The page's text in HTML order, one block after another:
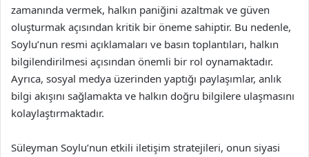
zamanında vermek, halkın paniğini azaltmak ve güven
oluşturmak açısından kritik bir öneme sahiptir. Bu nedenle,
Soylu’nun resmi açıklamaları ve basın toplantıları, halkın
bilgilendirilmesi açısından önemli bir rol oynamaktadır.
Ayrıca, sosyal medya üzerinden yaptığı paylaşımlar, anlık
bilgi akışını sağlamakta ve halkın doğru bilgilere ulaşmasını
kolaylaştırmaktadır.
Süleyman Soylu’nun etkili iletişim stratejileri, onun siyasi